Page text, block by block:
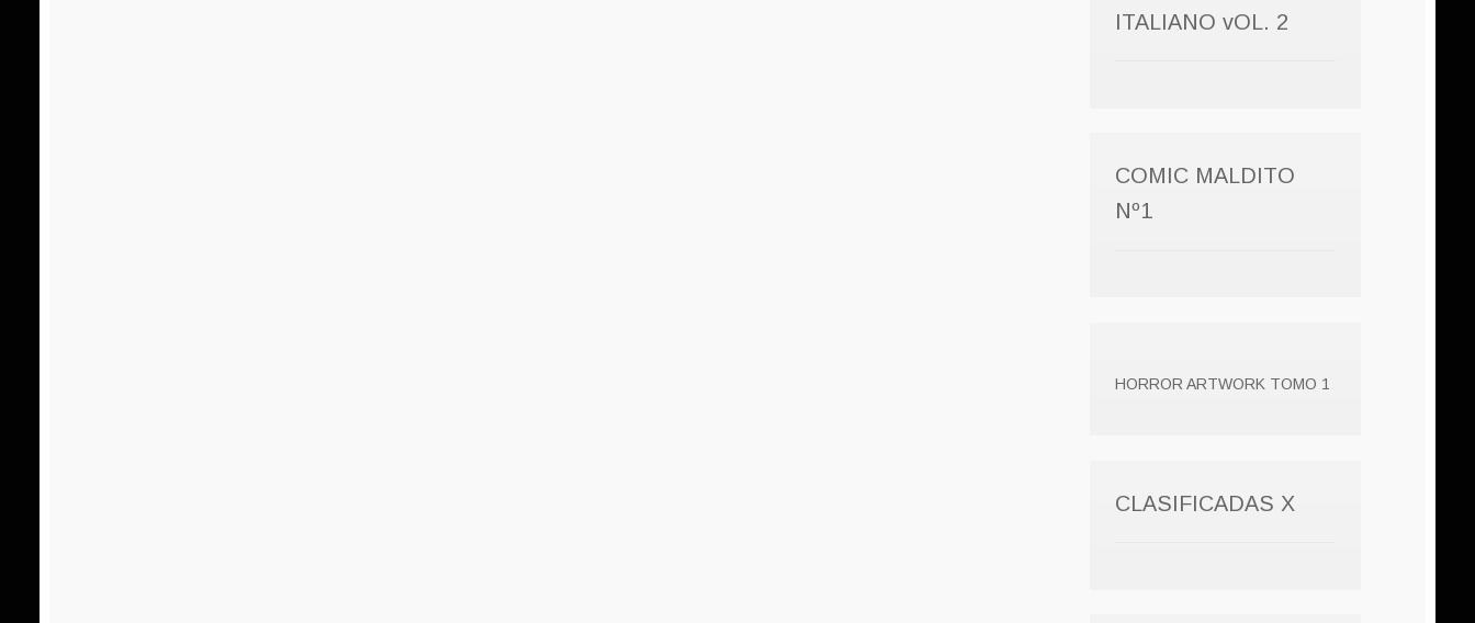
ITALIANO vOL. 2
COMIC MALDITO
Nº1
HORROR ARTWORK TOMO 1
CLASIFICADAS X